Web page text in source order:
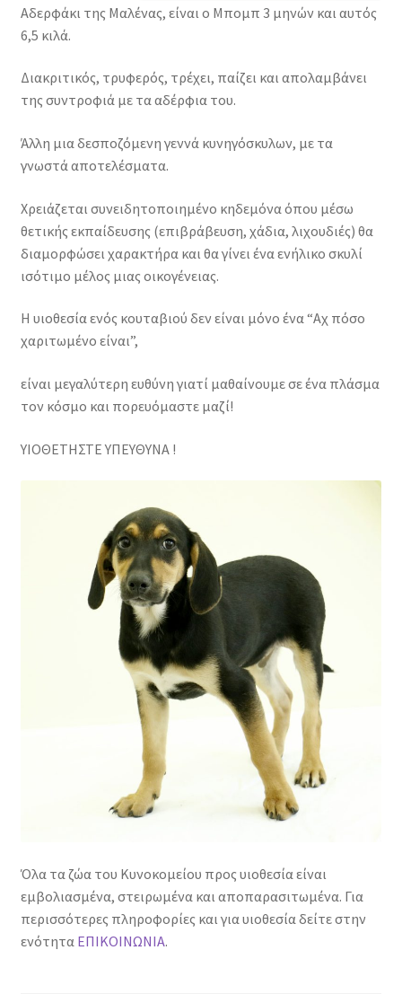
Αδερφάκι της Μαλένας, είναι ο Μπομπ 3 μηνών και αυτός
6,5 κιλά.
Διακριτικός, τρυφερός, τρέχει, παίζει και απολαμβάνει
της συντροφιά με τα αδέρφια του.
Άλλη μια δεσποζόμενη γεννά κυνηγόσκυλων, με τα
γνωστά αποτελέσματα.
Χρειάζεται συνειδητοποιημένο κηδεμόνα όπου μέσω
θετικής εκπαίδευσης (επιβράβευση, χάδια, λιχουδιές) θα
διαμορφώσει χαρακτήρα και θα γίνει ένα ενήλικο σκυλί
ισότιμο μέλος μιας οικογένειας.
Η υιοθεσία ενός κουταβιού δεν είναι μόνο ένα “Αχ πόσο
χαριτωμένο είναι”,
είναι μεγαλύτερη ευθύνη γιατί μαθαίνουμε σε ένα πλάσμα
τον κόσμο και πορευόμαστε μαζί!
ΥΙΟΘΕΤΗΣΤΕ ΥΠΕΥΘΥΝΑ !
Όλα τα ζώα του Κυνοκομείου προς υιοθεσία είναι
εμβολιασμένα, στειρωμένα και αποπαρασιτωμένα. Για
περισσότερες πληροφορίες και για υιοθεσία δείτε στην
ενότητα ΕΠΙΚΟΙΝΩΝΙΑ.